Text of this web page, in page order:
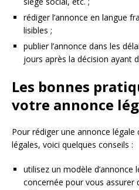
rédiger l’annonce en langue
lisibles ;
publier l’annonce dans les
jours après la décision ayant
Les bonnes
votre annonce
Pour rédiger une annonce
légales, voici quelques conseils :
utilisez un modèle d’annonce
concernée pour vous assurer